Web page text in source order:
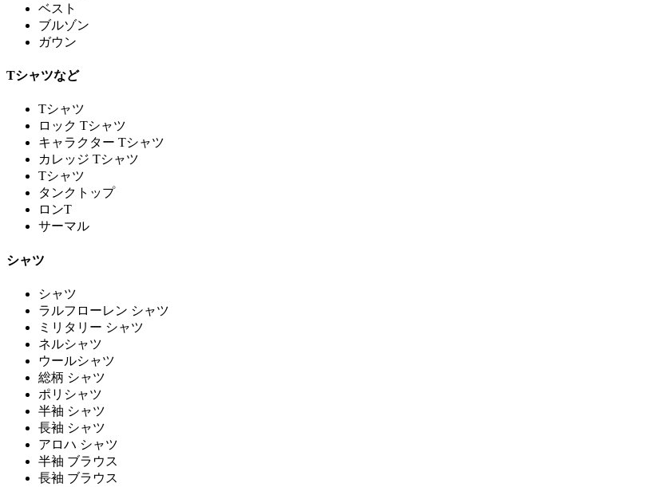
ベスト
ブルゾン
ガウン
Tシャツなど
Tシャツ
ロック Tシャツ
キャラクター Tシャツ
カレッジ Tシャツ
Tシャツ
タンクトップ
ロンT
サーマル
シャツ
シャツ
ラルフローレン シャツ
ミリタリー シャツ
ネルシャツ
ウールシャツ
総柄 シャツ
ポリシャツ
半袖 シャツ
長袖 シャツ
アロハ シャツ
半袖 ブラウス
長袖 ブラウス